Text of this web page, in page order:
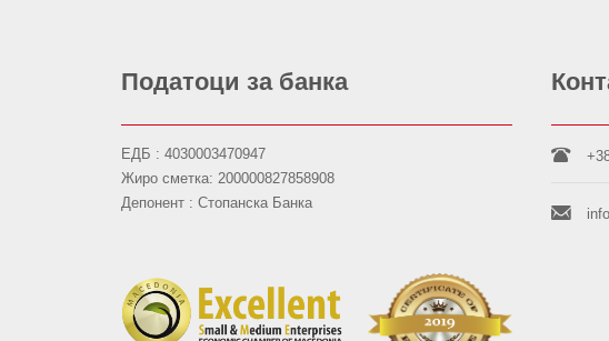
Податоци за банка
ЕДБ : 4030003470947
Жиро сметка: 200000827858908
Депонент : Стопанска Банка